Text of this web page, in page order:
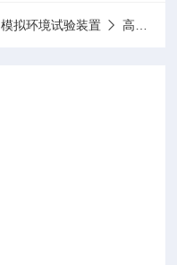
模拟环境试验装置 高低温试验箱